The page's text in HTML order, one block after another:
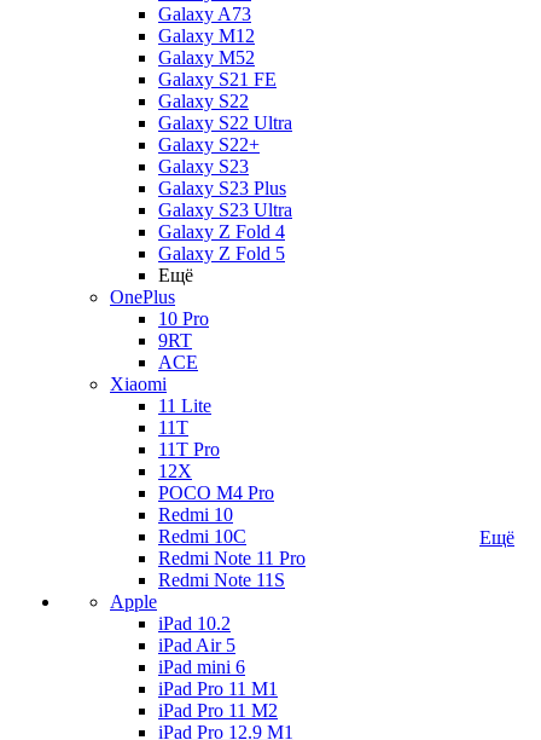
Galaxy A73
Galaxy M12
Galaxy M52
Galaxy S21 FE
Galaxy S22
Galaxy S22 Ultra
Galaxy S22+
Galaxy S23
Galaxy S23 Plus
Galaxy S23 Ultra
Galaxy Z Fold 4
Galaxy Z Fold 5
Ещё
OnePlus
10 Pro
9RT
ACE
Xiaomi
11 Lite
11T
11T Pro
12X
POCO M4 Pro
Redmi 10
Redmi 10C
Redmi Note 11 Pro
Redmi Note 11S
Apple
iPad 10.2
iPad Air 5
iPad mini 6
iPad Pro 11 M1
iPad Pro 11 M2
iPad Pro 12.9 M1
Ещё